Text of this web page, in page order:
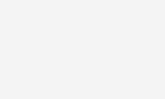
«в верхах» и о судьбах